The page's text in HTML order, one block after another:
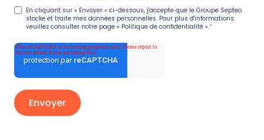
En cliquant sur « Envoyer » ci-dessous, j'accepte que le Groupe Septeo
stocke et traite mes données personnelles. Pour plus d'informations
veuillez consulter notre page « Politique de confidentialité ».*